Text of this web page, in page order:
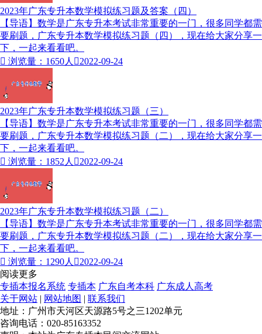
2023年广东专升本数学模拟练习题及答案（四）
【导语】数学是广东专升本考试非常重要的一门，很多同学都需
要刷题，广东专升本数学模拟练习题（四），现在给大家分享一
下，一起来看看吧。
 浏览量：1650人 2022-09-24
2023年广东专升本数学模拟练习题（三）
【导语】数学是广东专升本考试非常重要的一门，很多同学都需
要刷题，广东专升本数学模拟练习题（二），现在给大家分享一
下，一起来看看吧。
 浏览量：1852人 2022-09-24
2023年广东专升本数学模拟练习题（二）
【导语】数学是广东专升本考试非常重要的一门，很多同学都需
要刷题，广东专升本数学模拟练习题（二），现在给大家分享一
下，一起来看看吧。
 浏览量：1290人 2022-09-24
阅读更多
专插本报名系统 专插本 广东自考本科 广东成人高考
关于网站 | 网站地图 | 联系我们
地址：广州市天河区天源路5号之三1202单元
咨询电话：020-85163352